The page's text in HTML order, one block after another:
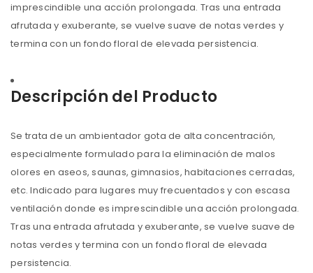
imprescindible una acción prolongada. Tras una entrada
afrutada y exuberante, se vuelve suave de notas verdes y
termina con un fondo floral de elevada persistencia.
Descripción del Producto
Se trata de un ambientador gota de alta concentración,
especialmente formulado para la eliminación de malos
olores en aseos, saunas, gimnasios, habitaciones cerradas,
etc. Indicado para lugares muy frecuentados y con escasa
ventilación donde es imprescindible una acción prolongada.
Tras una entrada afrutada y exuberante, se vuelve suave de
notas verdes y termina con un fondo floral de elevada
persistencia.